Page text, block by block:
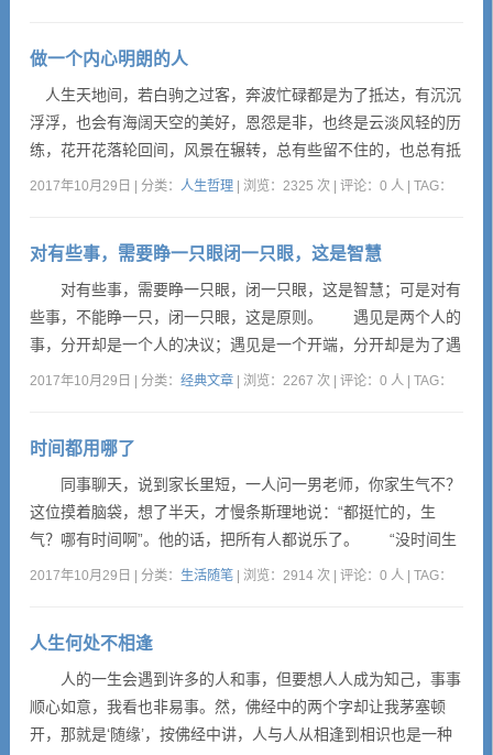
脚 你话多了，说你缺少内涵 你沉默了，说你故作深
沉 你在乎了...
做一个内心明朗的人
人生天地间，若白驹之过客，奔波忙碌都是为了抵达，有沉沉
浮浮，也会有海阔天空的美好，恩怨是非，也终是云淡风轻的历
练，花开花落轮回间，风景在辗转，总有些留不住的，也总有抵
达不了的，淡定豁达才会释然，内心明朗才会踏实快乐。 佛
冷的日子里用来取暖，在黑暗的日子里用来照亮，在迷茫的日子
里用来指引...
2017年10月29日 | 分类： 人生哲理| 浏览：2325 次 | 评论：0 人 | TAG：
对有些事，需要睁一只眼闭一只眼，这是智慧
对有些事，需要睁一只眼，闭一只眼，这是智慧；可是对有
些事，不能睁一只，闭一只眼，这是原则。 遇见是两个人的
事，分开却是一个人的决议；遇见是一个开端，分开却是为了遇
见下一个分开。这是一个盛行分开的世界，但是我们都不擅长辞
钱多钱少、官大官小时，只有她在关心你是胖了瘦了，那是母
亲。 —...
2017年10月29日 | 分类： 经典文章| 浏览：2267 次 | 评论：0 人 | TAG：
时间都用哪了
同事聊天，说到家长里短，一人问一男老师，你家生气不？
这位摸着脑袋，想了半天，才慢条斯理地说：“都挺忙的，生
气？哪有时间啊”。他的话，把所有人都说乐了。 “没时间生
气”。真是绝妙好词。他告诉我们，生气，是要占用时间的。岂
打细算，可却从来没算过，把时间用来生气，对自己的身心有着
多么...
2017年10月29日 | 分类： 生活随笔| 浏览：2914 次 | 评论：0 人 | TAG：
人生何处不相逢
人的一生会遇到许多的人和事，但要想人人成为知己，事事
顺心如意，我看也非易事。然，佛经中的两个字却让我茅塞顿
开，那就是‘随缘’，按佛经中讲，人与人从相逢到相识也是一种